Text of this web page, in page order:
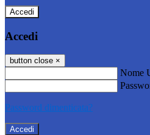
Accedi
Accedi
button close ×
Nome
Password dimenticata?